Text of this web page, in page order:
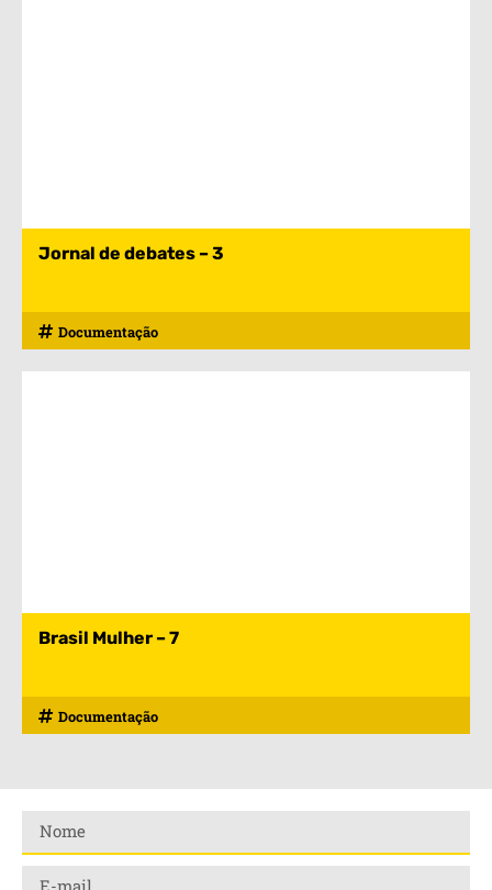
Jornal de debates – 3
Documentação
Brasil Mulher – 7
Documentação